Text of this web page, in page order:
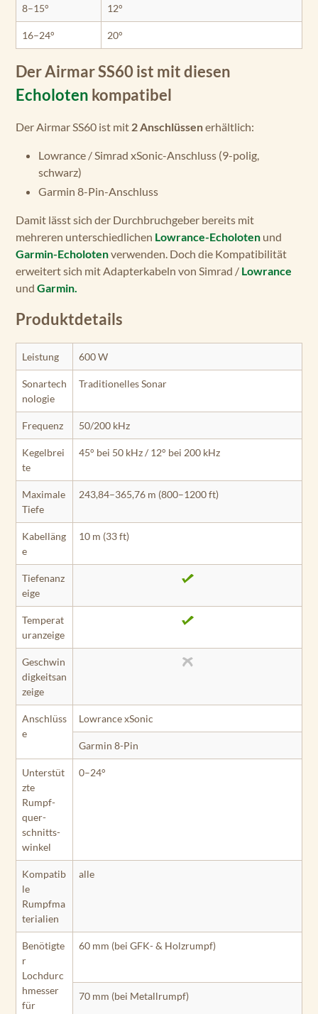
8–15° 12°
16–24° 20°
Der Airmar SS60 ist mit diesen
Echoloten kompatibel
Der Airmar SS60 ist mit 2 Anschlüssenerhältlich:
Lowrance / Simrad xSonic-Anschluss (9-polig,
schwarz)
Garmin 8-Pin-Anschluss
Damit lässt sich der Durchbruchgeber bereits mit
mehreren unterschiedlichen Lowrance-Echoloten und
Garmin-Echolotenverwenden. Doch die Kompatibilität
erweitert sich mit Adapterkabeln von Simrad / Lowrance
und Garmin.
Produktdetails
Leistung 600 W
Sonartech
nologie
Traditionelles Sonar
Frequenz 50/200 kHz
Kegelbrei
te
45° bei 50 kHz / 12° bei 200 kHz
Maximale
Tiefe
243,84–365,76 m (800–1200 ft)
Kabelläng
e
10 m (33 ft)
Tiefenanz
eige
Temperat
uranzeige
Geschwin
digkeitsan
zeige
Anschlüss
e
Lowrance xSonic
Garmin 8-Pin
Unterstüt
zte
Rumpf­
quer­
schnitts­
winkel
0–24°
Kompatib
le
Rumpfma
terialien
alle
Benötigte
r
Lochdurc
hmesser
für
60 mm (bei GFK- & Holzrumpf)
70 mm (bei Metallrumpf)